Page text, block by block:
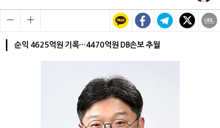
순익 4625억원 기록…4470억원 DB손보 추월